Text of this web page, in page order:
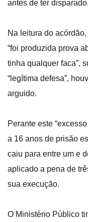
antes de ter
Na leitura do
“foi produzida prova
tinha qualquer faca”,
“legítima defesa”,
arguido.
Perante este
a 16 anos de prisão
caiu para entre um e
aplicado a pena de
sua execução.
O Ministério Público